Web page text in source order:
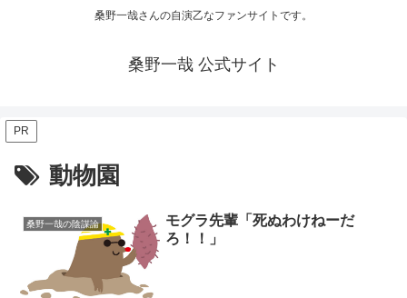
桑野一哉さんの自演乙なファンサイトです。
桑野一哉 公式サイト
PR
動物園
桑野一哉の陰謀論
モグラ先輩「死ぬわけねーだ
ろ！！」